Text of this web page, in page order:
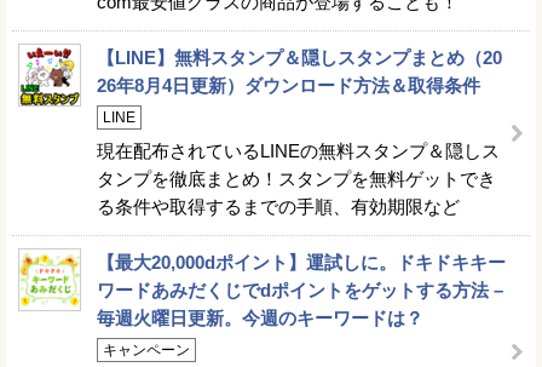
【LINE】無料スタンプ＆隠しスタンプまとめ（20
26年8月4日更新）ダウンロード方法＆取得条件
LINE
現在配布されているLINEの無料スタンプ＆隠しス
タンプを徹底まとめ！スタンプを無料ゲットでき
る条件や取得するまでの手順、有効期限など
【最大20,000dポイント】運試しに。ドキドキキー
ワードあみだくじでdポイントをゲットする方法 –
毎週火曜日更新。今週のキーワードは？
キャンペーン